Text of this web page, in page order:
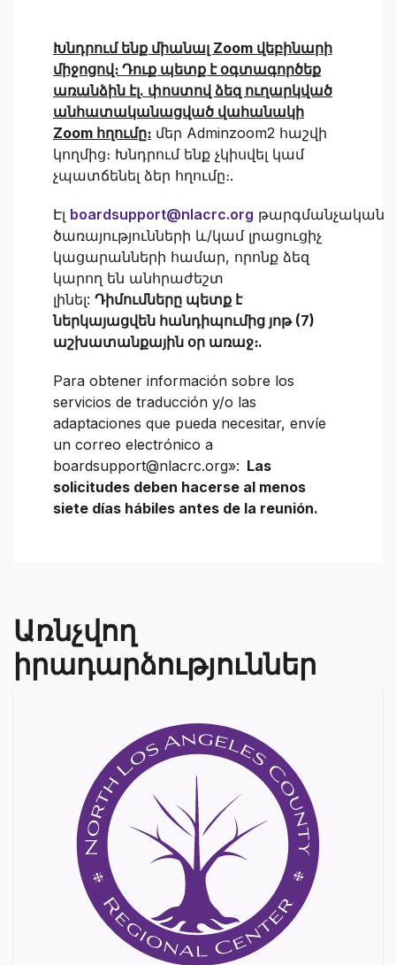
Խնդրում ենք միանալ Zoom վեբինարի
միջոցով։ Դուք պետք է օգտագործեք
առանձին էլ. փոստով ձեզ ուղարկված
անհատականացված վահանակի
Zoom հղումը։ մեր Adminzoom2 հաշվի
կողմից։ Խնդրում ենք չկիսվել կամ
չպատճենել ձեր հղումը։.
Էլ boardsupport@nlacrc.org թարգմանչական
ծառայությունների և/կամ լրացուցիչ
կացարանների համար, որոնք ձեզ
կարող են անհրաժեշտ
լինել: Դիմումները պետք է
ներկայացվեն հանդիպումից յոթ (7)
աշխատանքային օր առաջ։.
Para obtener información sobre los
servicios de traducción y/o las
adaptaciones que pueda necesitar, envíe
un correo electrónico a
boardsupport@nlacrc.org»: Las
solicitudes deben hacerse al menos
siete días hábiles antes de la reunión.
Առնչվող
իրադարձություններ